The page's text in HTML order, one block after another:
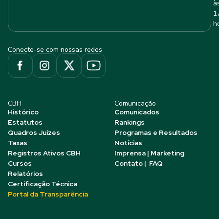
Conecte-se com nossas redes
CBH
Histórico
Estatutos
Quadros Juízes
Taxas
Registros Ativos CBH
Cursos
Relatórios
Certificação Técnica
Portal da Transparência
Comunicação
Comunicados
Rankings
Programas e Resultados
Notícias
Imprensa | Marketing
Contato | FAQ